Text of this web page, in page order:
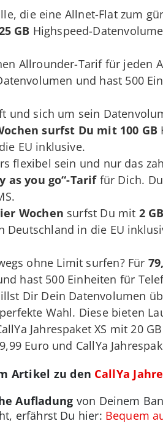
die eine Allnet-Flat zum
GB Highspeed-
Allrounder-Tarif für jeden
und hast 500
und sich um sein
surfst Du mit 100 GB
EU inklusive.
flexibel sein und nur das
as you go“-Tariffür Dich. Du
Wochen surfst Du mit 2
Deutschland in die EU
ohne Limit surfen? Für
hast 500 Einheiten für
Dir Dein Datenvolumen
Wahl. Diese bieten
Jahrespaket XS mit 20
Euro und CallYa
Artikel zu den CallYa
Aufladung von Deinem
erfährst Du hier: Bequem